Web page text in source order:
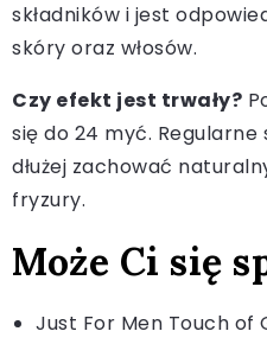
składników i jest
skóry oraz włosów.
Czy efekt jest trwały?
się do 24 myć.
dłużej zachować
fryzury.
Może Ci się
Just For Men Touch of